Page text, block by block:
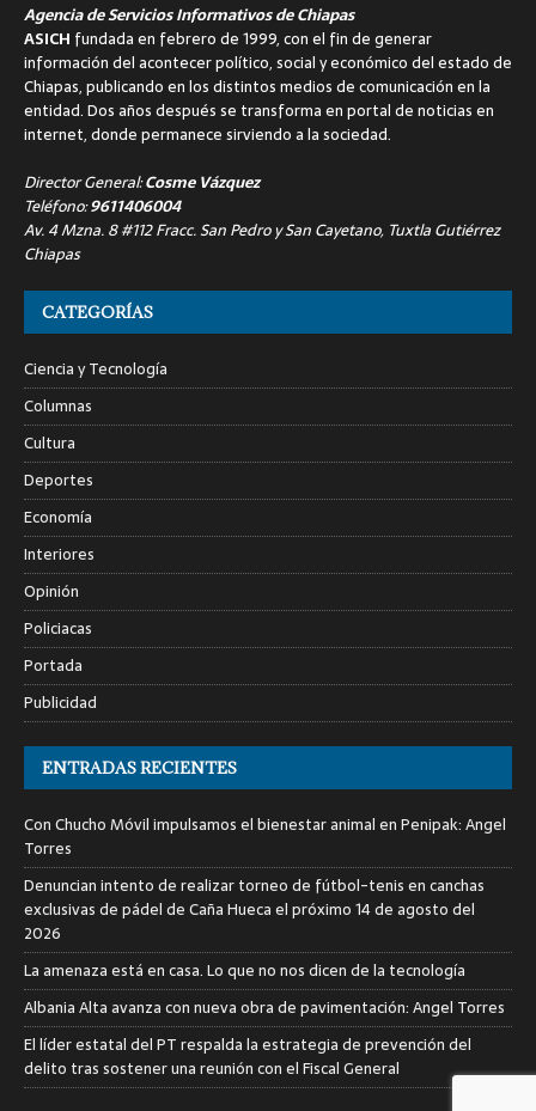
Agencia de Servicios Informativos de Chiapas
ASICH fundada en febrero de 1999, con el fin de generar
información del acontecer político, social y económico del estado de
Chiapas, publicando en los distintos medios de comunicación en la
entidad. Dos años después se transforma en portal de noticias en
internet, donde permanece sirviendo a la sociedad.
Director General:Cosme Vázquez
Teléfono:9611406004
Av. 4 Mzna. 8 #112 Fracc. San Pedro y San Cayetano, Tuxtla Gutiérrez
Chiapas
CATEGORÍAS
Ciencia y Tecnología
Columnas
Cultura
Deportes
Economía
Interiores
Opinión
Policiacas
Portada
Publicidad
ENTRADAS RECIENTES
Con Chucho Móvil impulsamos el bienestar animal en Penipak: Angel
Torres
Denuncian intento de realizar torneo de fútbol-tenis en canchas
exclusivas de pádel de Caña Hueca el próximo 14 de agosto del
2026
La amenaza está en casa. Lo que no nos dicen de la tecnología
Albania Alta avanza con nueva obra de pavimentación: Angel Torres
El líder estatal del PT respalda la estrategia de prevención del
delito tras sostener una reunión con el Fiscal General